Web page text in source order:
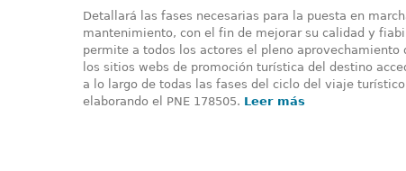
Detallará las fases necesarias para la puesta en
mantenimiento, con el fin de mejorar su calidad y
permite a todos los actores el pleno
los sitios webs de promoción turística del destino
a lo largo de todas las fases del ciclo del viaje
elaborando el PNE 178505. Leer más